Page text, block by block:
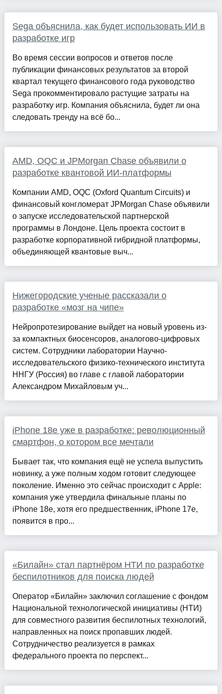
Sega объяснила, как будет использовать ИИ в
разработке игр
Во время сессии вопросов и ответов после
публикации финансовых результатов за второй
квартал текущего финансового года руководство
Sega прокомментировало растущие затраты на
разработку игр. Компания объяснила, будет ли она
следовать тренду на всё бо...
AMD, OQC и JPMorgan Chase объявили о
разработке квантовой ИИ-платформы
Компании AMD, OQC (Oxford Quantum Circuits) и
финансовый конгломерат JPMorgan Chase объявили
о запуске исследовательской партнерской
программы в Лондоне. Цель проекта состоит в
разработке корпоративной гибридной платформы,
объединяющей квантовые выч...
Нижегородские ученые рассказали о
разработке «мозг на чипе»
Нейропротезирование выйдет на новый уровень из-
за компактных биосенсоров, аналогово-цифровых
систем. Сотрудники лаборатории Научно-
исследовательского физико-технического института
ННГУ (Россия) во главе с главой лаборатории
Александром Михайловым уч...
iPhone 18e уже в разработке: революционный
смартфон, о котором все мечтали
Бывает так, что компания ещё не успела выпустить
новинку, а уже полным ходом готовит следующее
поколение. Именно это сейчас происходит с Apple:
компания уже утвердила финальные планы по
iPhone 18e, хотя его предшественник, iPhone 17e,
появится в про...
«Билайн» стал партнёром НТИ по разработке
беспилотников для поиска людей
Оператор «Билайн» заключил соглашение с фондом
Национальной технологической инициативы (НТИ)
для совместного развития беспилотных технологий,
направленных на поиск пропавших людей.
Сотрудничество реализуется в рамках
федерального проекта по перспект...